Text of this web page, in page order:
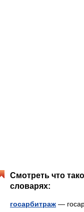
Смотреть что
словарях:
госарбитраж —